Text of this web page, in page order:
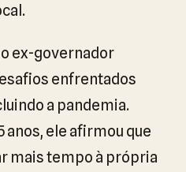
ex-governador
enfrentados
a pandemia.
anos, ele afirmou que
mais tempo à própria